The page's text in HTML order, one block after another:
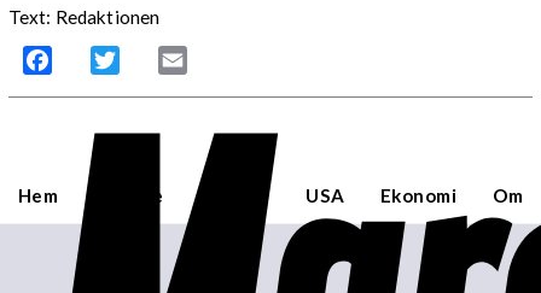
Text: Redaktionen
Facebook Twitter
Hem Sverige Världen USA Ekonomi Om